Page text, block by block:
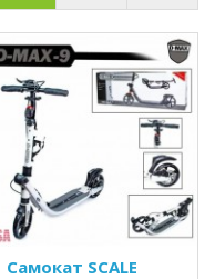
Самокат SCALE